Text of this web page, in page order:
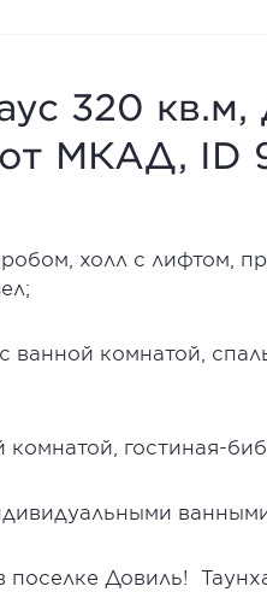
320
МКАД, ID
холл с лифтом,
ванной комнатой,
комнатой, гостиная-
Довиль!